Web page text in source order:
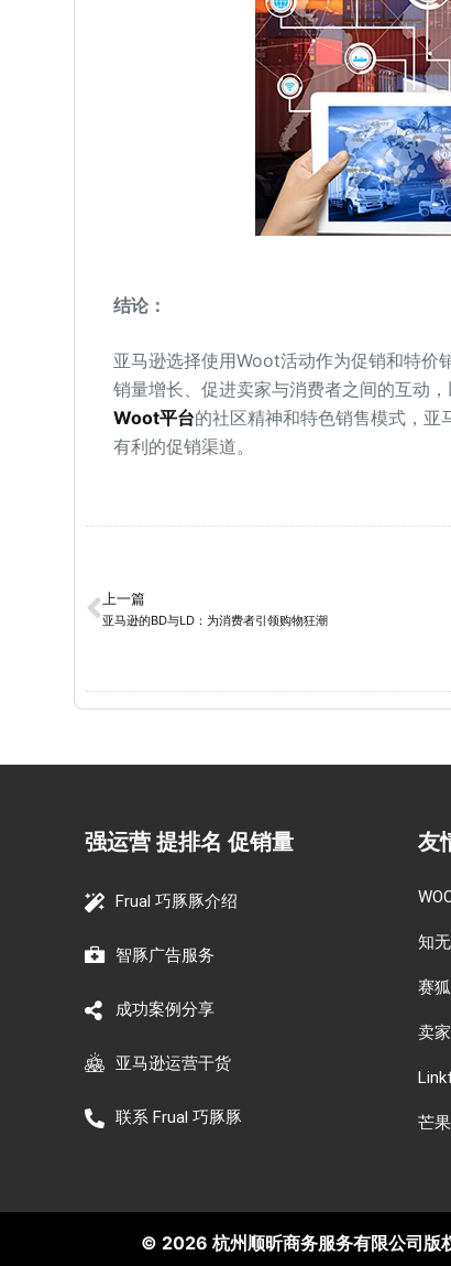
结论：
亚马逊选择使用Woot活动作为促销和特价
销量增长、促进卖家与消费者之间的互动
Woot平台的社区精神和特色销售模式，亚
有利的促销渠道。
上一篇
亚马逊的BD与LD：为消费者引领购物狂潮
强运营 提排名 促销量
Frual 巧豚豚介绍
智豚广告服务
成功案例分享
亚马逊运营干货
联系 Frual 巧豚豚
友
知
赛
卖
芒
© 2026 杭州顺昕商务服务有限公司